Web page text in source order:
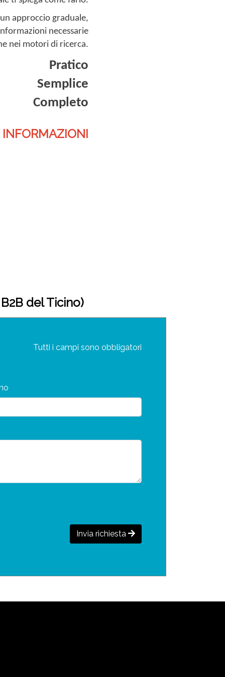
approccio graduale,
necessarie
nei motori di ricerca.
Pratico
Semplice
Completo
del Ticino)
Tutti i campi sono obbligatori
Invia richiesta